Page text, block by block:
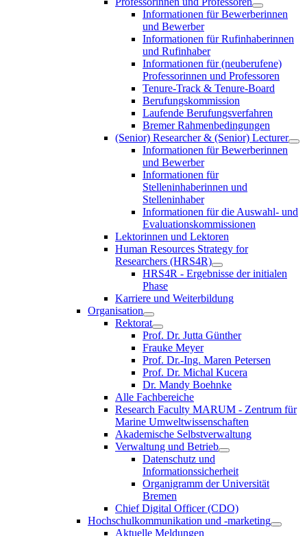
Informationen für Bewerberinnen
und Bewerber
Informationen für Rufinhaberinnen
und Rufinhaber
Informationen für (neuberufene)
Professorinnen und Professoren
Tenure-Track & Tenure-Board
Berufungskommission
Laufende Berufungsverfahren
Bremer Rahmenbedingungen
(Senior) Researcher & (Senior) Lecturer
Informationen für Bewerberinnen
und Bewerber
Informationen für
Stelleninhaberinnen und
Stelleninhaber
Informationen für die Auswahl- und
Evaluationskommissionen
Lektorinnen und Lektoren
Human Resources Strategy for
Researchers (HRS4R)
HRS4R - Ergebnisse der initialen
Phase
Karriere und Weiterbildung
Organisation
Rektorat
Prof. Dr. Jutta Günther
Frauke Meyer
Prof. Dr.-Ing. Maren Petersen
Prof. Dr. Michal Kucera
Dr. Mandy Boehnke
Alle Fachbereiche
Research Faculty MARUM - Zentrum für
Marine Umweltwissenschaften
Akademische Selbstverwaltung
Verwaltung und Betrieb
Datenschutz und
Informationssicherheit
Organigramm der Universität
Bremen
Chief Digital Officer (CDO)
Hochschulkommunikation und -marketing
Aktuelle Meldungen